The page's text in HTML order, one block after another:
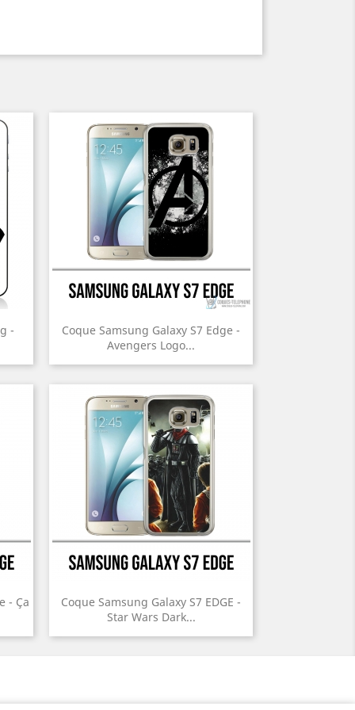
-
Coque Samsung Galaxy S7 Edge -
Avengers Logo...
- Ça
Coque Samsung Galaxy S7 EDGE -
Star Wars Dark...